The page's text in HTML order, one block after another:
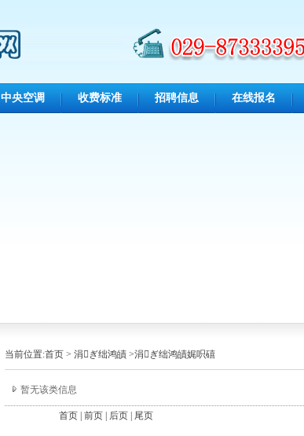
中央空调 收费标准 招聘信息 在线报名
当前位置:首页 > 涓ぎ绌鸿皟 >涓ぎ绌鸿皟娓呮礂
暂无该类信息
首页 | 前页 | 后页 | 尾页